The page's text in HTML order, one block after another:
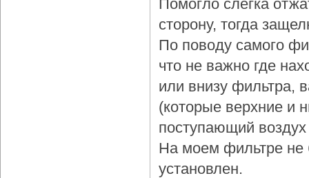
Помогло слегка
сторону, тогда
По поводу самого
что не важно где
или внизу фильтра,
(которые верхние и
поступающий
На моем фильтре не
установлен.